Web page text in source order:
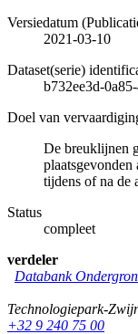
Versiedatum
2021-03-10
Dataset(serie)
b732ee3d-
Doel van
De breuklijnen
tijdens of na de
Status
compleet
verdeler
Databank
Technologiepark-
+32 9 240 75 00